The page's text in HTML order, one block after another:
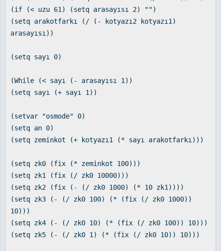
(if (< uzu 61) (setq arasayısı 2) "")
(setq arakotfarkı (/ (- kotyazı2 kotyazı1)
arasayısı))
(setq sayı 0)
(While (< sayı (- arasayısı 1))
(setq sayı (+ sayı 1))
(setvar "osmode" 0)
(setq an 0)
(setq zeminkot (+ kotyazı1 (* sayı arakotfarkı)))
(setq zk0 (fix (* zeminkot 100)))
(setq zk1 (fix (/ zk0 10000)))
(setq zk2 (fix (- (/ zk0 1000) (* 10 zk1))))
(setq zk3 (- (/ zk0 100) (* (fix (/ zk0 1000))
10)))
(setq zk4 (- (/ zk0 10) (* (fix (/ zk0 100)) 10)))
(setq zk5 (- (/ zk0 1) (* (fix (/ zk0 10)) 10)))